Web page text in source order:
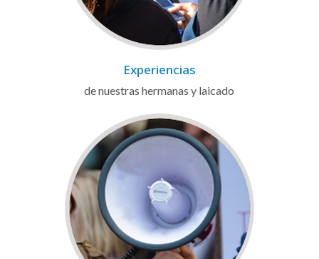
Experiencias
de nuestras hermanas y laicado